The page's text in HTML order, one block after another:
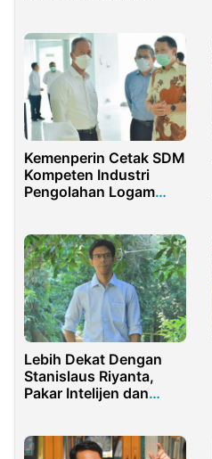
Kemenperin Cetak SDM
Kompeten Industri
Pengolahan Logam
Lebih Dekat Dengan
Stanislaus Riyanta,
Pakar Intelijen dan